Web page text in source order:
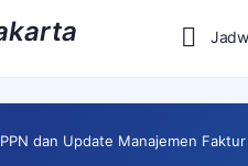
PPN dan Update Manajemen Faktur